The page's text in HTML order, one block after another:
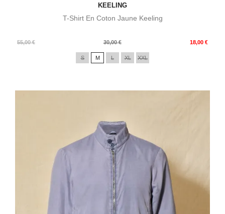
KEELING
T-Shirt En Coton Jaune Keeling
55,00 €
Prix
30,00 € 18,00 €
Prix
S M L XL XXL